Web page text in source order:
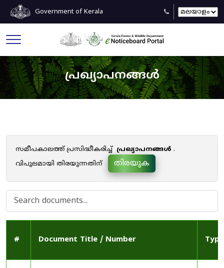
Government of Kerala
പ്രഖ്യാപനങ്ങൾ
സമീപകാലത്ത് പ്രസിദ്ധീകരിച്ച് പ്രഖ്യാപനങ്ങൾ .
വിപുലമായി തിരയുന്നതിന്
തിരയുക
# Document Title / Number Type